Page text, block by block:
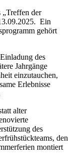
„Treffen der
Ein
gehört
des
Jahrgänge
einzutauchen,
Erlebnisse
alter
des
den
montiert